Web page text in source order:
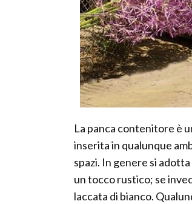
La panca contenitore è
inserita in qualunque
spazi. In genere si
un tocco rustico; se
laccata di bianco.